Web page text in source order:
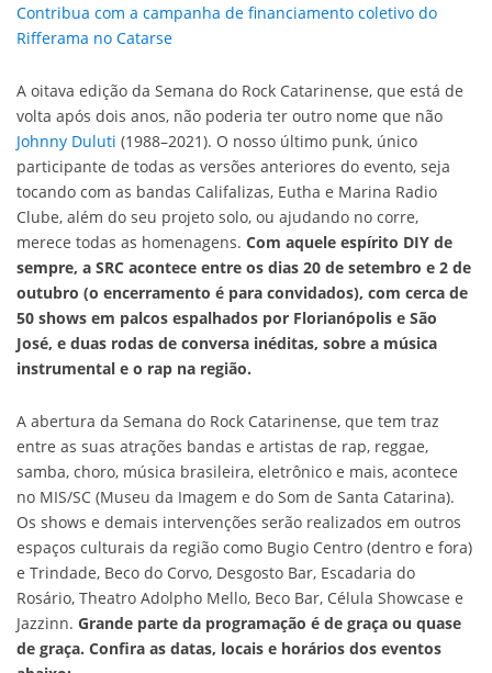
Contribua com a campanha de financiamento coletivo do
Rifferama no Catarse
A oitava edição da Semana do Rock Catarinense, que está de
volta após dois anos, não poderia ter outro nome que não
Johnny Duluti (1988–2021). O nosso último punk, único
participante de todas as versões anteriores do evento, seja
tocando com as bandas Califalizas, Eutha e Marina Radio
Clube, além do seu projeto solo, ou ajudando no corre,
merece todas as homenagens. Com aquele espírito DIY de
sempre, a SRC acontece entre os dias 20 de setembro e 2 de
outubro (o encerramento é para convidados), com cerca de
50 shows em palcos espalhados por Florianópolis e São
José, e duas rodas de conversa inéditas, sobre a música
instrumental e o rap na região.
A abertura da Semana do Rock Catarinense, que tem traz
entre as suas atrações bandas e artistas de rap, reggae,
samba, choro, música brasileira, eletrônico e mais, acontece
no MIS/SC (Museu da Imagem e do Som de Santa Catarina).
Os shows e demais intervenções serão realizados em outros
espaços culturais da região como Bugio Centro (dentro e fora)
e Trindade, Beco do Corvo, Desgosto Bar, Escadaria do
Rosário, Theatro Adolpho Mello, Beco Bar, Célula Showcase e
Jazzinn. Grande parte da programação é de graça ou quase
de graça. Confira as datas, locais e horários dos eventos